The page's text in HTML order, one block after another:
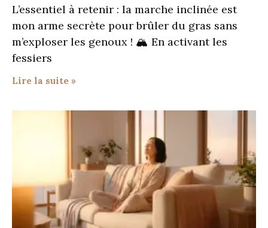
L’essentiel à retenir : la marche inclinée est
mon arme secrète pour brûler du gras sans
m’exploser les genoux ! 🏔️ En activant les
fessiers
Lire la suite »